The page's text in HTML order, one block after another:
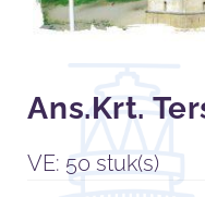
Ans.Krt.
VE: 50 stuk(s)